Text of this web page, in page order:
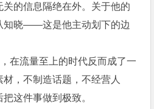
关的信息隔绝在外。关于他的
知晓——这是他主动划下的边
在流量至上的时代反而成了一
，不制造话题，不经营人
这件事做到极致。